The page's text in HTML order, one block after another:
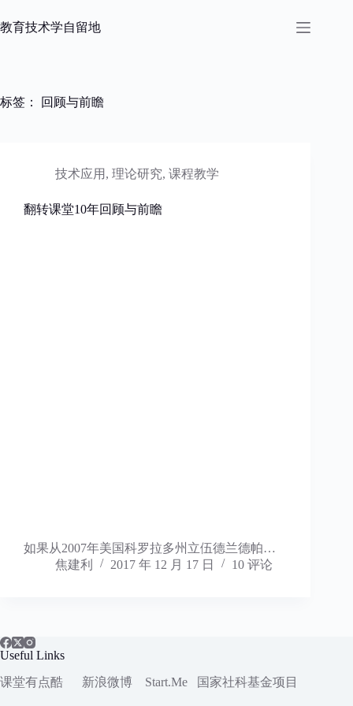
过
教育技术学自留地
标签： 回顾与前瞻
技术应用 , 理论研究, 课程教学
翻转课堂10年回顾与前瞻
如果从2007年美国科罗拉多州立伍德兰德帕…
焦建利
2017 年 12 月 17 日 10 评论
Useful Links
课堂有点酷
新浪微博 Start.Me 国家社科基金项目